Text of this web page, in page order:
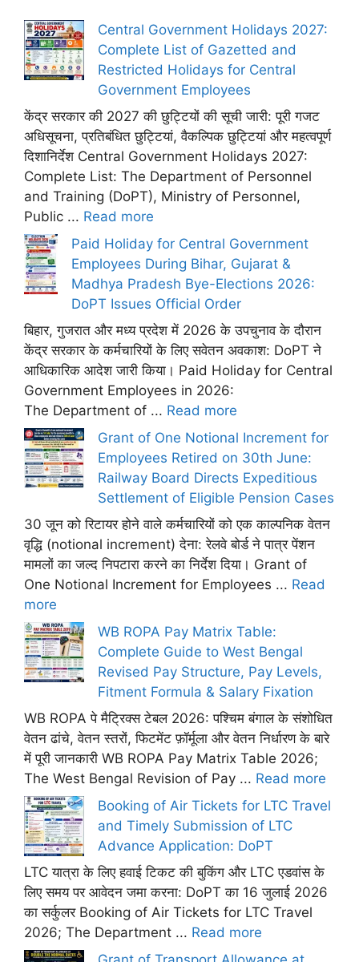
Central Government Holidays 2027:
Complete List of Gazetted and
Restricted Holidays for Central
Government Employees
केंद्र सरकार की 2027 की छुट्टियों की सूची जारी: पूरी गजट
अधिसूचना, प्रतिबंधित छुट्टियां, वैकल्पिक छुट्टियां और महत्वपूर्ण
दिशानिर्देश Central Government Holidays 2027:
Complete List: The Department of Personnel
and Training (DoPT), Ministry of Personnel,
Public ... Read more
Paid Holiday for Central Government
Employees During Bihar, Gujarat &
Madhya Pradesh Bye-Elections 2026:
DoPT Issues Official Order
बिहार, गुजरात और मध्य प्रदेश में 2026 के उपचुनाव के दौरान
केंद्र सरकार के कर्मचारियों के लिए सवेतन अवकाश: DoPT ने
आधिकारिक आदेश जारी किया। Paid Holiday for Central
Government Employees in 2026:
The Department of ... Read more
Grant of One Notional Increment for
Employees Retired on 30th June:
Railway Board Directs Expeditious
Settlement of Eligible Pension Cases
30 जून को रिटायर होने वाले कर्मचारियों को एक काल्पनिक वेतन
वृद्धि (notional increment) देना: रेलवे बोर्ड ने पात्र पेंशन
मामलों का जल्द निपटारा करने का निर्देश दिया। Grant of
One Notional Increment for Employees ... Read
more
WB ROPA Pay Matrix Table:
Complete Guide to West Bengal
Revised Pay Structure, Pay Levels,
Fitment Formula & Salary Fixation
WB ROPA पे मैट्रिक्स टेबल 2026: पश्चिम बंगाल के संशोधित
वेतन ढांचे, वेतन स्तरों, फिटमेंट फ़ॉर्मूला और वेतन निर्धारण के बारे
में पूरी जानकारी WB ROPA Pay Matrix Table 2026;
The West Bengal Revision of Pay ... Read more
Booking of Air Tickets for LTC Travel
and Timely Submission of LTC
Advance Application: DoPT
LTC यात्रा के लिए हवाई टिकट की बुकिंग और LTC एडवांस के
लिए समय पर आवेदन जमा करना: DoPT का 16 जुलाई 2026
का सर्कुलर Booking of Air Tickets for LTC Travel
2026; The Department ... Read more